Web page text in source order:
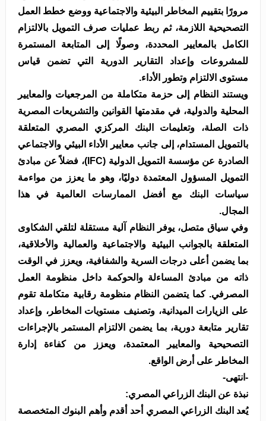
مرورًا بتقييم المخاطر البيئية والاجتماعية ووضع خطط العمل
التصحيحية اللازمة، ثم ربط عمليات صرف التمويل بالالتزام
الكامل بالمعايير المحددة، وصولًا إلى المتابعة المستمرة
للمشروعات وإعداد التقارير الدورية التي تضمن قياس
مستوى الالتزام وتطور الأداء.
ويستند النظام إلى حزمة متكاملة من المرجعيات والمعايير
المحلية والدولية، في مقدمتها القوانين والتشريعات المصرية
ذات الصلة، وتعليمات البنك المركزي المصري المتعلقة
بالتمويل المستدام، إلى جانب معايير الأداء البيئي والاجتماعي
الصادرة عن مؤسسة التمويل الدولية (IFC)، فضلاً عن مبادئ
التمويل المسؤول المعتمدة دوليًا، وهو ما يعزز من مواءمة
سياسات البنك مع أفضل الممارسات العالمية في هذا
المجال.
وفي سياق متصل، يوفر النظام آلية مستقلة لتلقي الشكاوى
المتعلقة بالجوانب البيئية والاجتماعية والعمالية والأخلاقية،
بما يضمن أعلى درجات السرية والشفافية، ويعزز في الوقت
ذاته من مبادئ المساءلة والحوكمة داخل منظومة العمل
المصرفي. كما يتضمن النظام منظومة رقابية متكاملة تقوم
على الزيارات الميدانية، وتصنيف مستويات المخاطر، وإعداد
تقارير متابعة دورية، بما يضمن الالتزام المستمر بالإجراءات
التصحيحية والمعايير المعتمدة، ويعزز من كفاءة إدارة
المخاطر على أرض الواقع.
-انتهى-
نبذة عن البنك الزراعي المصري:
يُعد البنك الزراعي المصري أحد أقدم وأهم البنوك المتخصصة